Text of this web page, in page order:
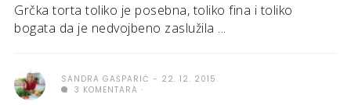
Grčka torta toliko je posebna, toliko fina i toliko
bogata da je nedvojbeno zaslužila ...
SANDRA GAŠPARIĆ
22. 12. 2015.
3 KOMENTARA